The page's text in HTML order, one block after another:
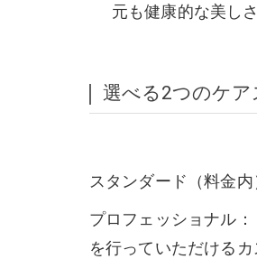
元も健康的な美し
選べる2つのケア
スタンダード（料金
プロフェッショナル
を行っていただける